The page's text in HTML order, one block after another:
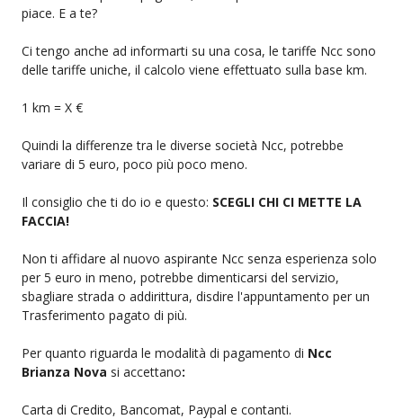
piace. E a te?
Ci tengo anche ad informarti su una cosa, le tariffe Ncc sono
delle tariffe uniche, il calcolo viene effettuato sulla base km.
1 km = X €
Quindi la differenze tra le diverse società Ncc, potrebbe
variare di 5 euro, poco più poco meno.
Il consiglio che ti do io e questo: SCEGLI CHI CI METTE LA
FACCIA!
Non ti affidare al nuovo aspirante Ncc senza esperienza solo
per 5 euro in meno, potrebbe dimenticarsi del servizio,
sbagliare strada o addirittura, disdire l'appuntamento per un
Trasferimento pagato di più.
Per quanto riguarda le modalità di pagamento di Ncc
Brianza Nova si accettano:
Carta di Credito, Bancomat, Paypal e contanti.